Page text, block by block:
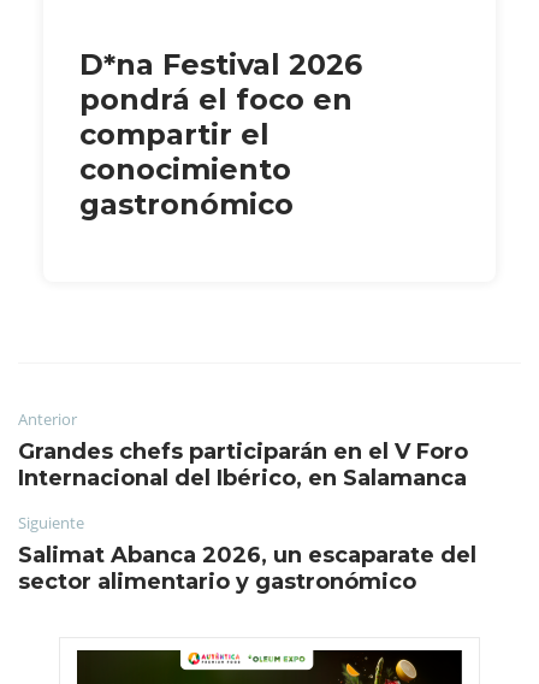
D*na Festival 2026
pondrá el foco en
compartir el
conocimiento
gastronómico
Anterior
Grandes chefs participarán en el V Foro
Internacional del Ibérico, en Salamanca
Siguiente
Salimat Abanca 2026, un escaparate del
sector alimentario y gastronómico